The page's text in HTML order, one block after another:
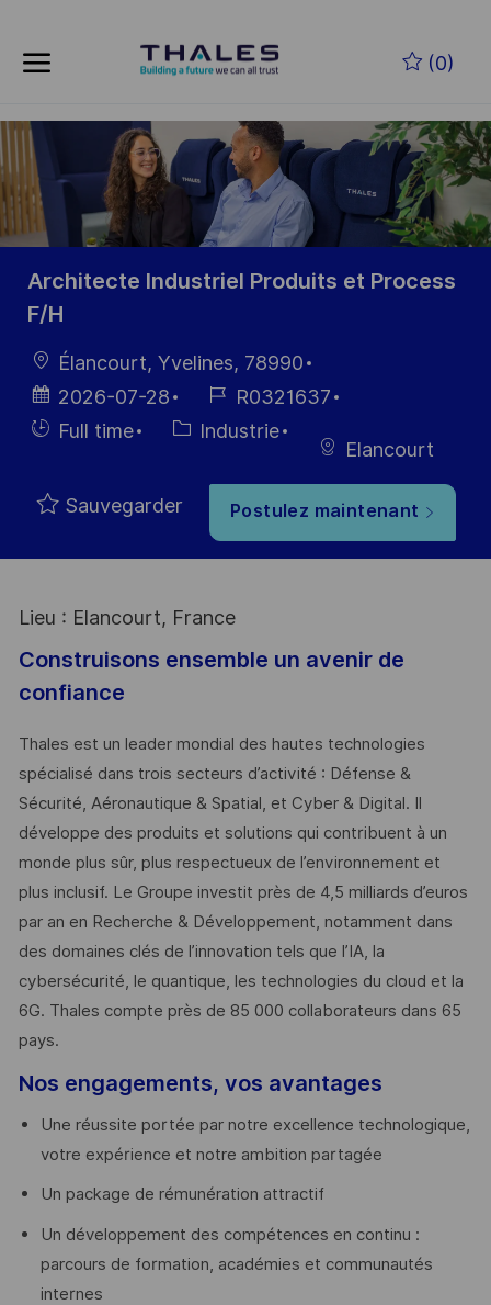
(0)
-
Architecte Industriel Produits et Process
F/H
localisation
Élancourt, Yvelines, 78990
Date
d’affichage
2026-07-28
Référence
du poste
R0321637
HiringFull time Catégorie
Industrie
Elancourt
Sauvegarder Postulez maintenant
Lieu : Elancourt, France
Construisons ensemble un avenir de
confiance
Thales est un leader mondial des hautes technologies
spécialisé dans trois secteurs d’activité : Défense &
Sécurité, Aéronautique & Spatial, et Cyber & Digital. Il
développe des produits et solutions qui contribuent à un
monde plus sûr, plus respectueux de l’environnement et
plus inclusif. Le Groupe investit près de 4,5 milliards d’euros
par an en Recherche & Développement, notamment dans
des domaines clés de l’innovation tels que l’IA, la
cybersécurité, le quantique, les technologies du cloud et la
6G. Thales compte près de 85 000 collaborateurs dans 65
pays. ​
Nos engagements, vos avantages
Une réussite portée par notre excellence technologique,
votre expérience et notre ambition partagée
Un package de rémunération attractif
Un développement des compétences en continu :
parcours de formation, académies et communautés
internes